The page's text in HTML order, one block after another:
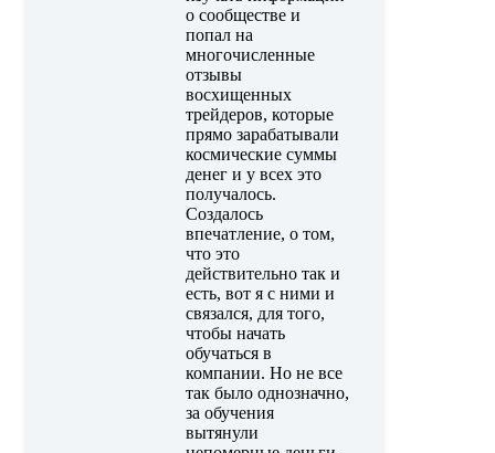
о сообществе и
попал на
многочисленные
отзывы
восхищенных
трейдеров, которые
прямо зарабатывали
космические суммы
денег и у всех это
получалось.
Создалось
впечатление, о том,
что это
действительно так и
есть, вот я с ними и
связался, для того,
чтобы начать
обучаться в
компании. Но не все
так было однозначно,
за обучения
вытянули